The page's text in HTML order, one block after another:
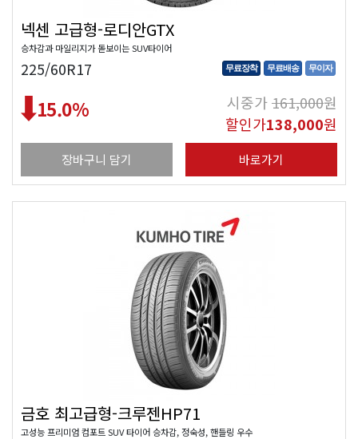
넥센 고급형-로디안GTX
승차감과 마일리지가 돋보이는 SUV타이어
225/60R17 무료장착 무료배송 무이자
15.0% 시중가161,000원
할인가138,000원
장바구니 담기 바로가기
금호 최고급형-크루젠HP71
고성능 프리미엄 컴포트 SUV 타이어 승차감, 정숙성, 핸들링 우수